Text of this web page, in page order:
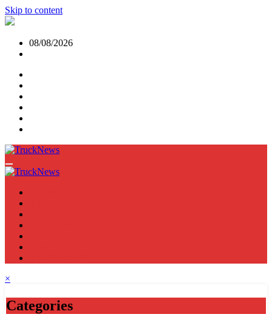
Skip to content
08/08/2026
×
Categories